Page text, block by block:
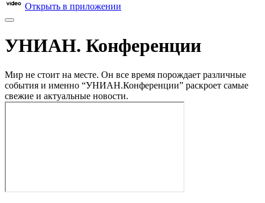
Открыть в приложении
УНИАН. Конференции
Мир не стоит на месте. Он все время порождает различные
события и именно “УНИАН.Конференции” раскроет самые
свежие и актуальные новости.